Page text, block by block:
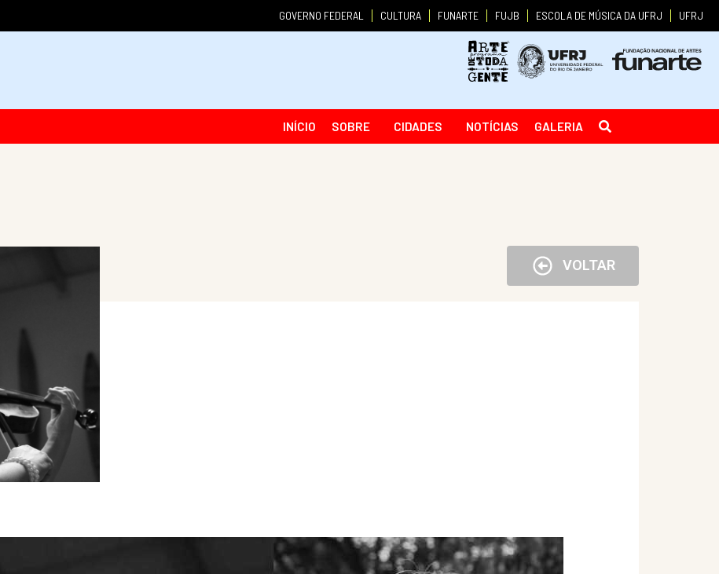
GOVERNO FEDERAL CULTURA FUNARTE FUJB ESCOLA DE MÚSICA DA UFRJ UFRJ
INÍCIO SOBRE CIDADES NOTÍCIAS GALERIA
VOLTAR